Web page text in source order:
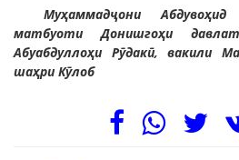
Муҳаммадҷони
матбуоти Донишгоҳи
Абуабдуллоҳи Рӯдакӣ, вакили
шаҳри Кӯлоб